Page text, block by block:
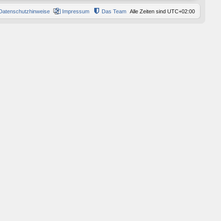
Alle Zeiten sind UTC+02:00
Das Team
Impressum